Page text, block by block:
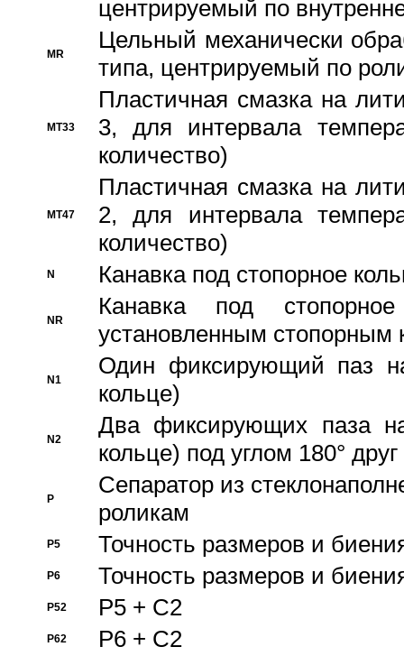
центрируемый по
MR
Цельный механически
типа, центрируемый по
MT33
Пластичная смазка на
3, для интервала
количество)
MT47
Пластичная смазка на
2, для интервала
количество)
N Канавка под стопорное
NR
Канавка под
установленным стопорным
N1
Один фиксирующий паз
кольце)
N2
Два фиксирующих паза
кольце) под углом 180° друг
P
Cепаратор из
роликам
P5 Точность размеров и
P6 Точность размеров и
P52 P5 + C2
P62 P6 + C2